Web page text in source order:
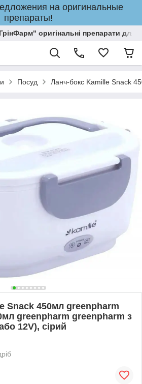
на оригинальные
препараты!
оригінальні препарати для
Посуд Ланч-бокс Kamille Snack
Snack 450мл greenpharm
greenpharm greenpharm з
12V), сірий